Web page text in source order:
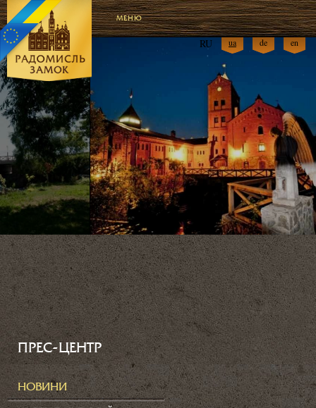
МЕНЮ
RU ua de en
ПРЕС-ЦЕНТР
НОВИНИ